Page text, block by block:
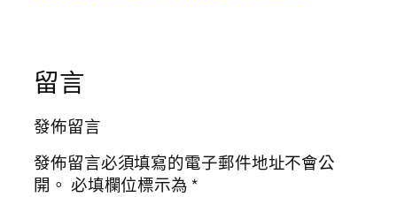
留言
發佈留言
發佈留言必須填寫的電子郵件地址不會公
開。 必填欄位標示為*